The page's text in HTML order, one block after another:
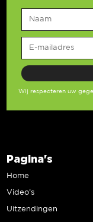
Wij respecteren uw
Pagina's
Home
Video’s
Uitzendingen